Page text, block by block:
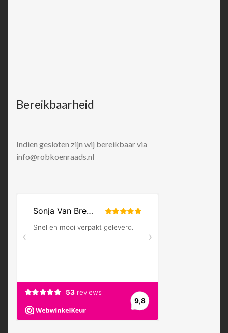
Bereikbaarheid
Indien gesloten zijn wij bereikbaar via
info@robkoenraads.nl